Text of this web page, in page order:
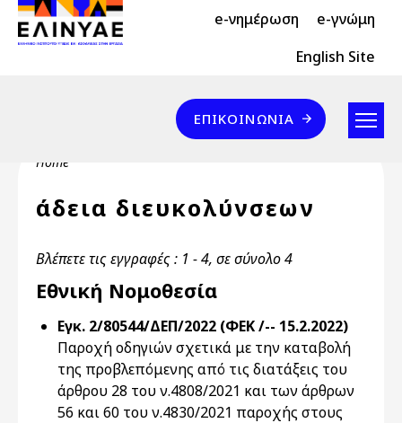
Skip to main content
Header Top 2 e-νημέρωση e-γνώμη
Header Top English Site
Επικοινωνία
ΕΠΙΚΟΙΝΩΝΊΑ
Breadcrumb
Home
άδεια διευκολύνσεων
Βλέπετε τις εγγραφές : 1 - 4, σε σύνολο 4
Εθνική Νομοθεσία
Εγκ. 2/80544/ΔΕΠ/2022 (ΦΕΚ /-- 15.2.2022)
Παροχή οδηγιών σχετικά με την καταβολή
της προβλεπόμενης από τις διατάξεις του
άρθρου 28 του ν.4808/2021 και των άρθρων
56 και 60 του ν.4830/2021 παροχής στους